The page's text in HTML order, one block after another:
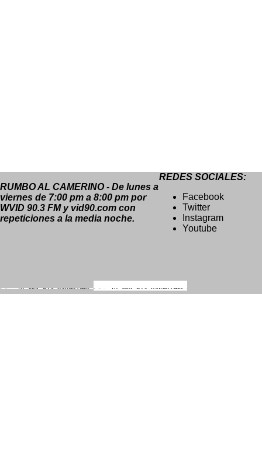
RUMBO AL CAMERINO - De lunes a
viernes de 7:00 pm a 8:00 pm por
WVID 90.3 FM y vid90.com con
repeticiones a la media noche.
REDES SOCIALES:
Facebook
Twitter
Instagram
Youtube